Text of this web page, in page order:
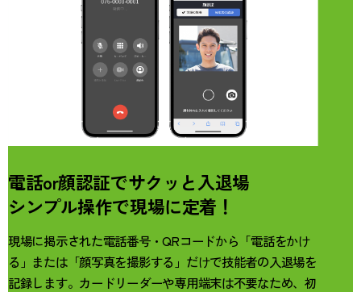
電話or顔認証でサクッと入退場
シンプル操作で現場に定着！
現場に掲示された電話番号・QRコードから「電話をかけ
る」または「顔写真を撮影する」だけで技能者の入退場を
記録します。カードリーダーや専用端末は不要なため、初